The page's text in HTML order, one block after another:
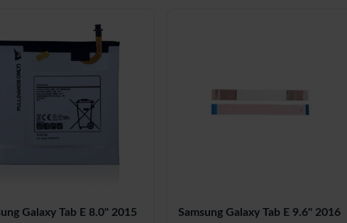
Galaxy Tab E 8.0'' 2015
Samsung Galaxy Tab E 9.6'' 2016